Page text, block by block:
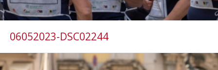
06052023-DSC02244